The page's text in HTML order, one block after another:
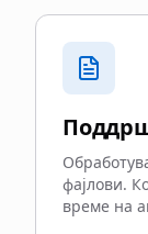
фајлови.
време на